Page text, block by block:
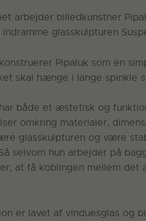
arbejder billedkunstner
glasskulpturen
Pipaluk som en
skal hænge i lange spinkle
både et æstetisk og
omkring materialer,
glasskulpturen og være
selvom hun arbejder på
at få koblingen mellem
er lavet af vinduesglas og